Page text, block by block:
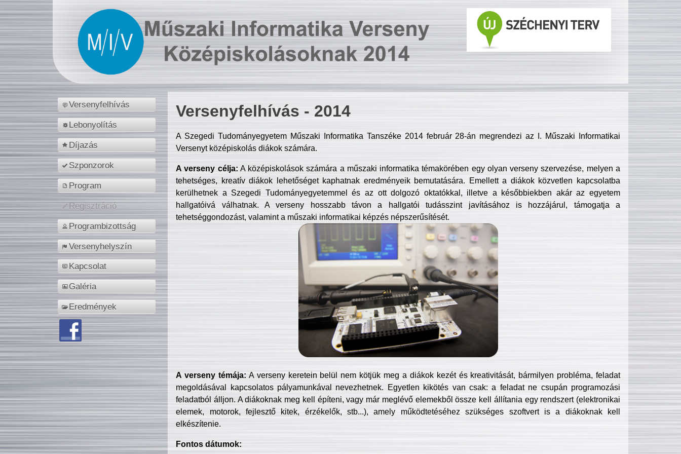
Versenyfelhívás
Lebonyolítás
Díjazás
Szponzorok
Program
Regisztráció
Programbizottság
Versenyhelyszín
Kapcsolat
Galéria
Eredmények
Versenyfelhívás - 2014
A Szegedi Tudományegyetem Műszaki Informatika Tanszéke 2014 február 28-án megrendezi az I. Műszaki Informatikai
Versenyt középiskolás diákok számára.
A verseny célja: A középiskolások számára a műszaki informatika témakörében egy olyan verseny szervezése, melyen a
tehetséges, kreatív diákok lehetőséget kaphatnak eredményeik bemutatására. Emellett a diákok közvetlen kapcsolatba
kerülhetnek a Szegedi Tudományegyetemmel és az ott dolgozó oktatókkal, illetve a későbbiekben akár az egyetem
hallgatóivá válhatnak. A verseny hosszabb távon a hallgatói tudásszint javításához is hozzájárul, támogatja a
tehetséggondozást, valamint a műszaki informatikai képzés népszerűsítését.
A verseny témája: A verseny keretein belül nem kötjük meg a diákok kezét és kreativitását, bármilyen probléma, feladat
megoldásával kapcsolatos pályamunkával nevezhetnek. Egyetlen kikötés van csak: a feladat ne csupán programozási
feladatból álljon. A diákoknak meg kell építeni, vagy már meglévő elemekből össze kell állítania egy rendszert (elektronikai
elemek, motorok, fejlesztő kitek, érzékelők, stb...), amely működtetéséhez szükséges szoftvert is a diákoknak kell
elkészítenie.
Fontos dátumok: